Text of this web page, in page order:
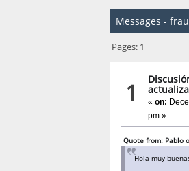
Messages -
Pages: 1
1 «on:
pm »
Quote from: Pablo
Hola muy